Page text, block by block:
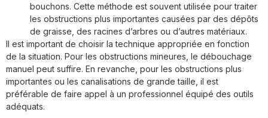
bouchons. Cette méthode est souvent utilisée pour traiter
les obstructions plus importantes causées par des dépôts
de graisse, des racines d’arbres ou d’autres matériaux.
Il est important de choisir la technique appropriée en fonction
de la situation. Pour les obstructions mineures, le débouchage
manuel peut suffire. En revanche, pour les obstructions plus
importantes ou les canalisations de grande taille, il est
préférable de faire appel à un professionnel équipé des outils
adéquats.